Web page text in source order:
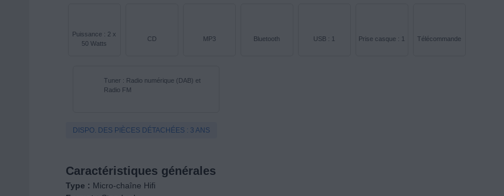
Puissance : 2 x
50 Watts
CD MP3 Bluetooth USB : 1 Prise casque : 1 Télécommande
Tuner : Radio numérique (DAB) et
Radio FM
DISPO. DES PIÈCES DÉTACHÉES : 3 ANS
Caractéristiques générales
Type : Micro-chaîne Hifi